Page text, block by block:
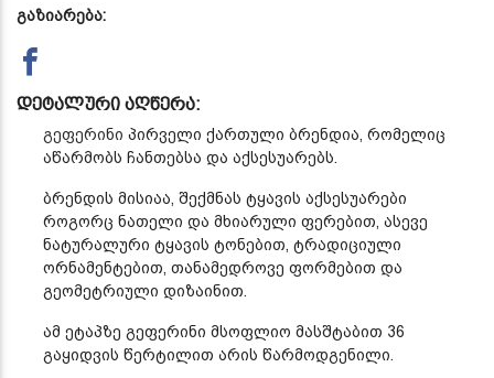
გაზიარება:
დეტალური აღწერა:
გეფერინი პირველი ქართული ბრენდია, რომელიც
აწარმობს ჩანთებსა და აქსესუარებს.
ბრენდის მისიაა, შექმნას ტყავის აქსესუარები
როგორც ნათელი და მხიარული ფერებით, ასევე
ნატურალური ტყავის ტონებით, ტრადიციული
ორნამენტებით, თანამედროვე ფორმებით და
გეომეტრიული დიზაინით.
ამ ეტაპზე გეფერინი მსოფლიო მასშტაბით 36
გაყიდვის წერტილით არის წარმოდგენილი.